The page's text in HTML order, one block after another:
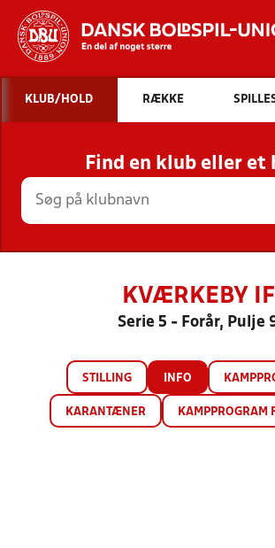
Hvad
INDHOLD
STILLINGER, RESULTATER,
HOLD
KLUB/HOLD RÆKKE
Find en klub eller et
KVÆRKEBY IF
Serie 5 - Forår, Pulje
STILLING INFO
KARANTÆNER KAMPPROGRAM